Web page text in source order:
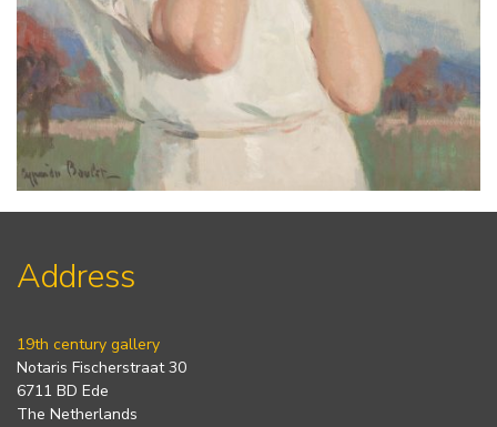
Address
19th century gallery
Notaris Fischerstraat 30
6711 BD Ede
The Netherlands